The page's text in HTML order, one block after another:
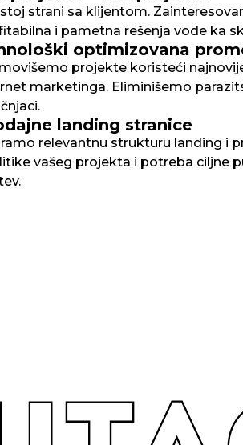
strani sa klijentom.
i pametna rešenja vode ka
optimizovana
projekte koristeći
marketinga. Eliminišemo
landing stranice
relevantnu strukturu landing i
vašeg projekta i potreba ciljne